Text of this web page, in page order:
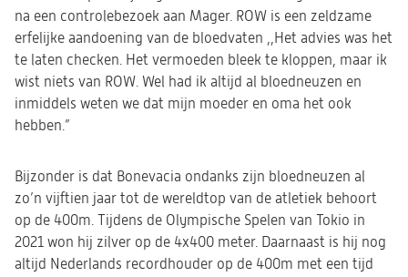
na een controlebezoek aan Mager. ROW is een zeldzame
erfelijke aandoening van de bloedvaten ,,Het advies was het
te laten checken. Het vermoeden bleek te kloppen, maar ik
wist niets van ROW. Wel had ik altijd al bloedneuzen en
inmiddels weten we dat mijn moeder en oma het ook
hebben.”
Bijzonder is dat Bonevacia ondanks zijn bloedneuzen al
zo’n vijftien jaar tot de wereldtop van de atletiek behoort
op de 400m. Tijdens de Olympische Spelen van Tokio in
2021 won hij zilver op de 4x400 meter. Daarnaast is hij nog
altijd Nederlands recordhouder op de 400m met een tijd